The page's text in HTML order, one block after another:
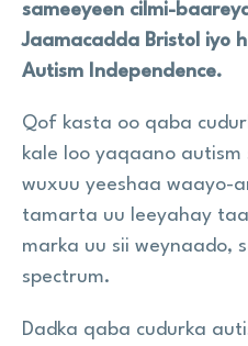
sameeyeen cilmi-
Jaamacadda Bristol iyo
Autism Independence.
Qof kasta oo qaba
kale loo yaqaano autism
wuxuu yeeshaa waayo-
tamarta uu leeyahay
marka uu sii weynaado,
spectrum.
Dadka qaba cudurka